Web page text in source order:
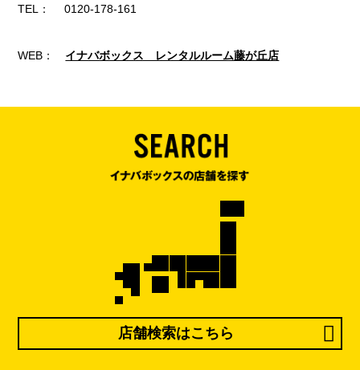
TEL： 0120-178-161
WEB： イナバボックス レンタルルーム藤が丘店
店舗検索はこちら